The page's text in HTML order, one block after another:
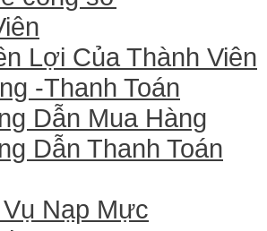
Lợi Của Thành Viên
-Thanh Toán
Dẫn Mua Hàng
Dẫn Thanh Toán
Nạp Mực